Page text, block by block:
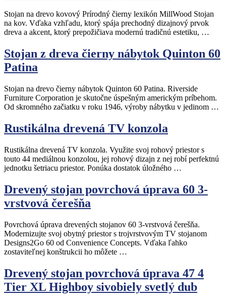
Stojan na drevo kovový Prírodný čierny lexikón MillWood Stojan
na kov. Vďaka vzhľadu, ktorý spája prechodný dizajnový prvok
dreva a akcent, ktorý prepožičiava modernú tradičnú estetiku, …
Stojan z dreva čierny nábytok Quinton 60
Patina
Stojan na drevo čierny nábytok Quinton 60 Patina. Riverside
Furniture Corporation je skutočne úspešným americkým príbehom.
Od skromného začiatku v roku 1946, výroby nábytku v jedinom …
Rustikálna drevená TV konzola
Rustikálna drevená TV konzola. Využite svoj rohový priestor s
touto 44 mediálnou konzolou, jej rohový dizajn z nej robí perfektnú
jednotku šetriacu priestor. Ponúka dostatok úložného …
Drevený stojan povrchová úprava 60 3-
vrstvová čerešňa
Povrchová úprava drevených stojanov 60 3-vrstvová čerešňa.
Modernizujte svoj obytný priestor s trojvrstvovým TV stojanom
Designs2Go 60 od Convenience Concepts. Vďaka ľahko
zostaviteľnej konštrukcii ho môžete …
Drevený stojan povrchová úprava 47 4
Tier XL Highboy sivobiely svetlý dub